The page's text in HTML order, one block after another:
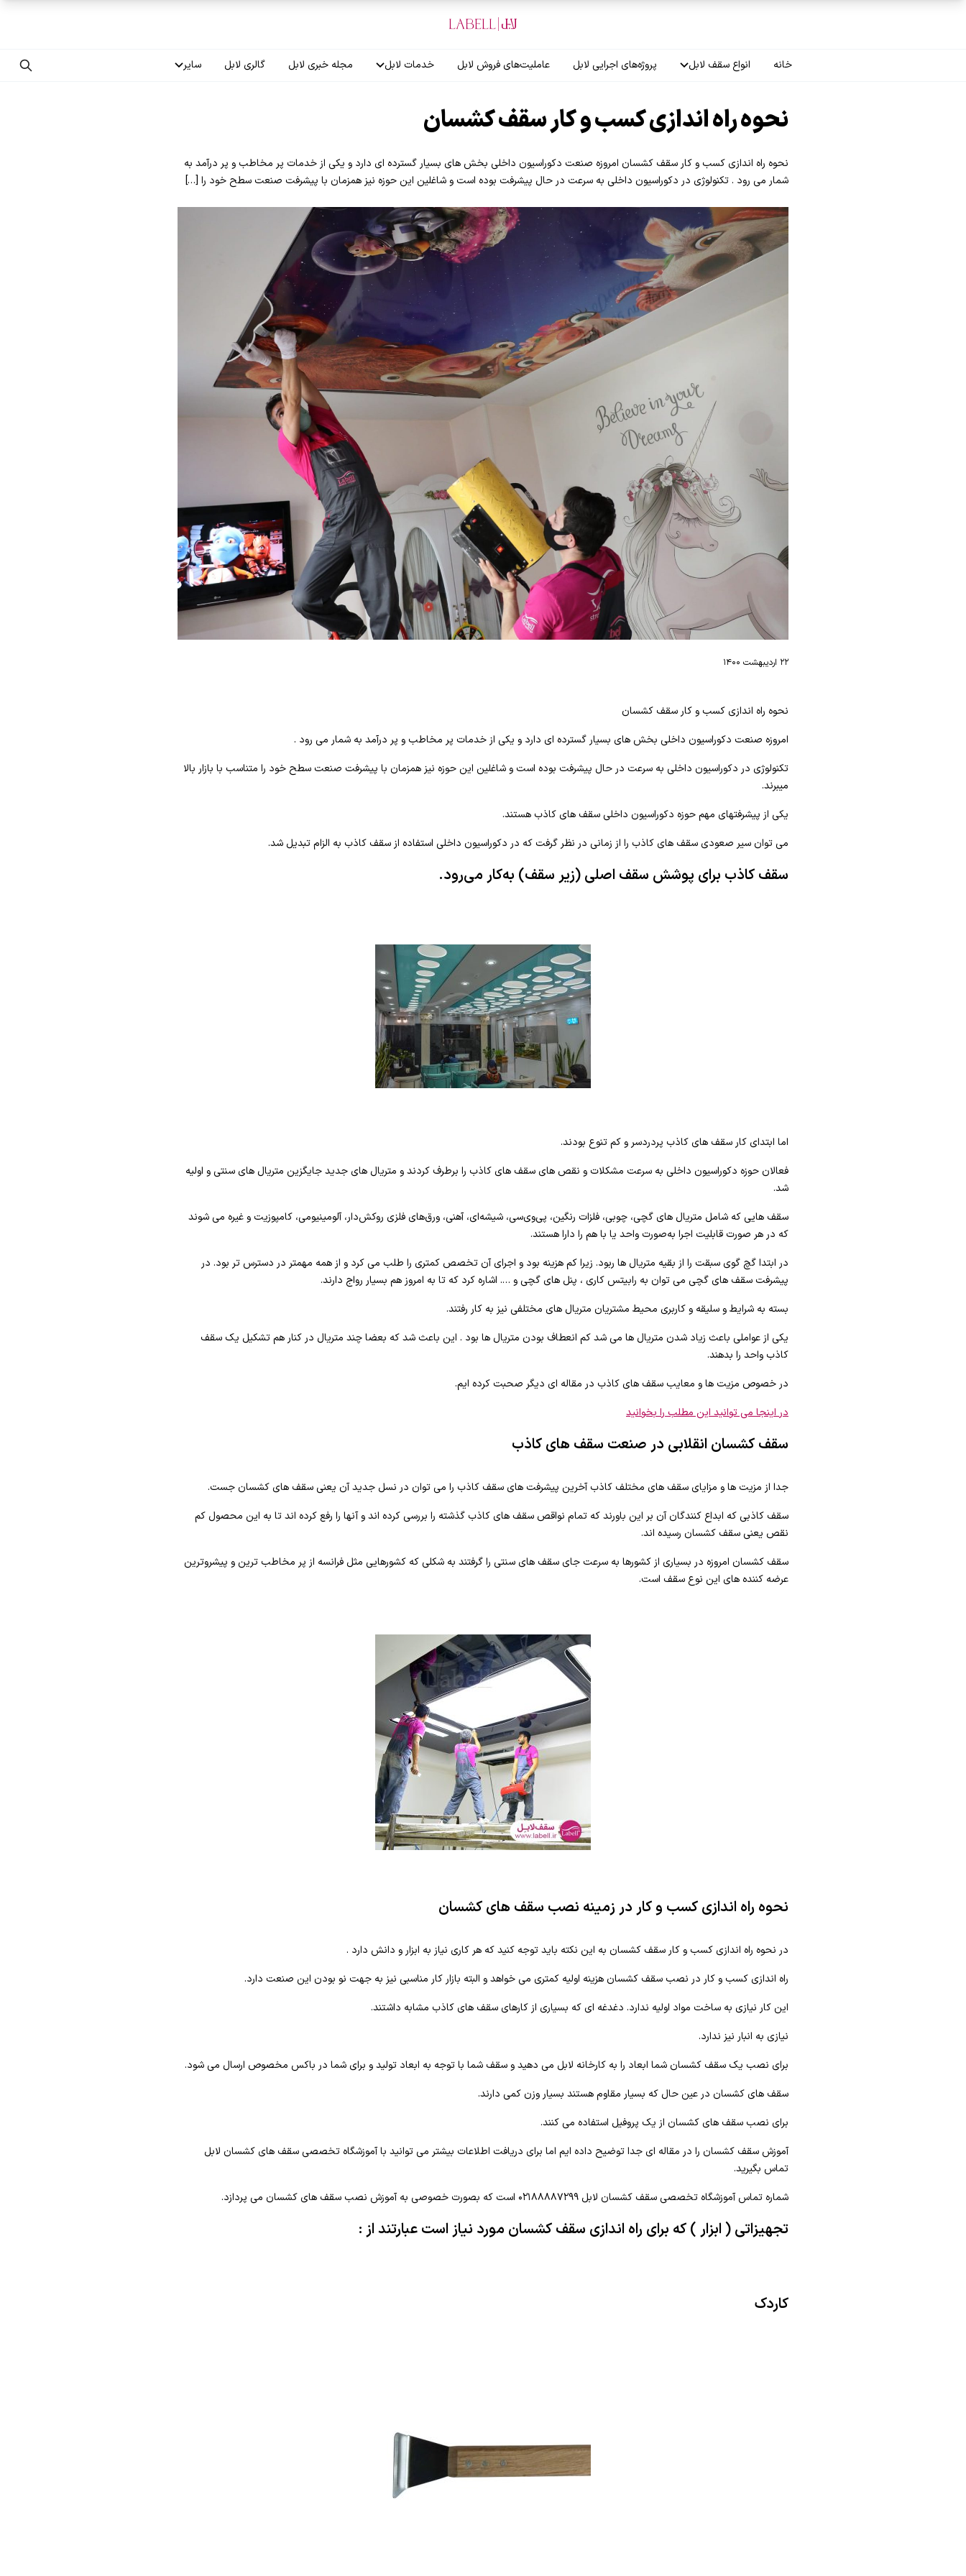
خانه انواع سقف لابل
سقف لاکر
سقف گلکسی
سقف ترنسپرنت
سقف مات
سقف اپلای
پروژه‌های اجرایی لابل عاملیت‌های فروش لابل خدمات لابل
گارانتی لابل
مجله خبری لابل گالری لابل سایر
سوالات متداول
فرصت‌های شغلی
نحوه راه اندازی کسب و کار سقف کشسان
نحوه راه اندازی کسب و کار سقف کشسان امروزه صنعت دکوراسیون داخلی بخش های بسیار گسترده ای دارد و یکی از خدمات پر مخاطب و پر درآمد به
شمار می رود . تکنولوژی در دکوراسیون داخلی به سرعت در حال پیشرفت بوده است و شاغلین این حوزه نیز همزمان با پیشرفت صنعت سطح خود را […]
۲۲ اردیبهشت ۱۴۰۰
نحوه راه اندازی کسب و کار سقف کشسان
امروزه صنعت دکوراسیون داخلی بخش های بسیار گسترده ای دارد و یکی از خدمات پر مخاطب و پر درآمد به شمار می رود .
تکنولوژی در دکوراسیون داخلی به سرعت در حال پیشرفت بوده است و شاغلین این حوزه نیز همزمان با پیشرفت صنعت سطح خود را متناسب با بازار بالا
میبرند.
یکی از پیشرفتهای مهم حوزه دکوراسیون داخلی سقف های کاذب هستند.
می توان سیر صعودی سقف های کاذب را از زمانی در نظر گرفت که در دکوراسیون داخلی استفاده از سقف کاذب به الزام تبدیل شد.
سقف کاذب برای پوشش سقف اصلی (زیر سقف) به‌کار می‌رود.
اما ابتدای کار سقف های کاذب پردردسر و کم تنوع بودند.
فعالان حوزه دکوراسیون داخلی به سرعت مشکلات و نقص های سقف های کاذب را برطرف کردند و متریال های جدید جایگزین متریال های سنتی و اولیه
شد.
سقف هایی که شامل متریال های گچی، چوبی، فلزات رنگین، پی‌وی‌سی، شیشه‌ای، آهنی، ورق‌های فلزی روکش‌دار، آلومینیومی، کامپوزیت و غیره می شوند
که در هر صورت قابلیت اجرا به‌صورت واحد یا با هم را دارا هستند.
در ابتدا گچ گوی سبقت را از بقیه متریال ها ربود. زیرا کم هزینه بود و اجرای آن تخصص کمتری را طلب می کرد و از همه مهمتر در دسترس تر بود. در
پیشرفت سقف های گچی می توان به رابیتس کاری ، پنل های گچی و …. اشاره کرد که تا به امروز هم بسیار رواج دارند.
بسته به شرایط و سلیقه و کاربری محیط مشتریان متریال های مختلفی نیز به کار رفتند.
یکی از عواملی باعث زیاد شدن متریال ها می شد کم انعطاف بودن متریال ها بود . این باعث شد که بعضا چند متریال در کنار هم تشکیل یک سقف
کاذب واحد را بدهند.
در خصوص مزیت ها و معایب سقف های کاذب در مقاله ای دیگر صحبت کرده ایم.
در اینجا می توانید این مطلب را بخوانید
سقف کشسان انقلابی در صنعت سقف های کاذب
جدا از مزیت ها و مزایای سقف های مختلف کاذب آخرین پیشرفت های سقف کاذب را می توان در نسل جدید آن یعنی سقف های کشسان جست.
سقف کاذبی که ابداع کنندگان آن بر این باورند که تمام نواقص سقف های کاذب گذشته را بررسی کرده اند و آنها را رفع کرده اند تا به این محصول کم
نقص یعنی سقف کشسان رسیده اند.
سقف کشسان امروزه در بسیاری از کشورها به سرعت جای سقف های سنتی را گرفتند به شکلی که کشورهایی مثل فرانسه از پر مخاطب ترین و پیشروترین
عرضه کننده های این نوع سقف است.
نحوه راه اندازی کسب و کار در زمینه نصب سقف های کشسان
در نحوه راه اندازی کسب و کار سقف کشسان به این نکته باید توجه کنید که هر کاری نیاز به ابزار و دانش دارد .
راه اندازی کسب و کار در نصب سقف کشسان هزینه اولیه کمتری می خواهد و البته بازار کار مناسبی نیز به جهت نو بودن این صنعت دارد.
این کار نیازی به ساخت مواد اولیه ندارد. دغدغه ای که بسیاری از کارهای سقف های کاذب مشابه داشتند.
نیازی به انبار نیز ندارد.
برای نصب یک سقف کشسان شما ابعاد را به کارخانه لابل می دهید و سقف شما با توجه به ابعاد تولید و برای شما در باکس مخصوص ارسال می شود.
سقف های کشسان در عین حال که بسیار مقاوم هستند بسیار وزن کمی دارند.
برای نصب سقف های کشسان از یک پروفیل استفاده می کنند.
آموزش سقف کشسان را در مقاله ای جدا توضیح داده ایم اما برای دریافت اطلاعات بیشتر می توانید با آموزشگاه تخصصی سقف های کشسان لابل
تماس بگیرید.
شماره تماس آموزشگاه تخصصی سقف کشسان لابل ۰۲۱۸۸۸۸۷۲۹۹ است که بصورت خصوصی به آموزش نصب سقف های کشسان می پردازد.
تجهیزاتی ( ابزار ) که برای راه اندازی سقف کشسان مورد نیاز است عبارتند از :
کاردک